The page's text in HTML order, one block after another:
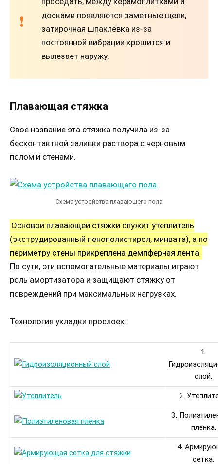
досками появляются заметные щели,
затирочная шпаклёвка из-за
постоянной вибрации крошится и
вылезает наружу.
Плавающая стяжка
Своё название эта стяжка получила из-за
бесконтактной заливки раствора с черновым
полом и стенами.
Схема устройства плавающего пола
Основой плавающей стяжки служит утеплитель
(экструдированный пенополистирол, минвата), а по
периметру стены прикреплена демпферная лента.
По сути, эти вспомогательные материалы играют
роль амортизатора и защищают стяжку от
повреждений при максимальных нагрузках.
Технология укладки прослоек:
1.
слой.
2.
3.
плёнка.
4.
сетка.